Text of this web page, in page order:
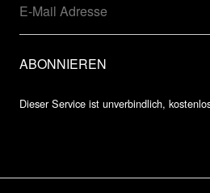
Dieser Service ist unverbindlich,